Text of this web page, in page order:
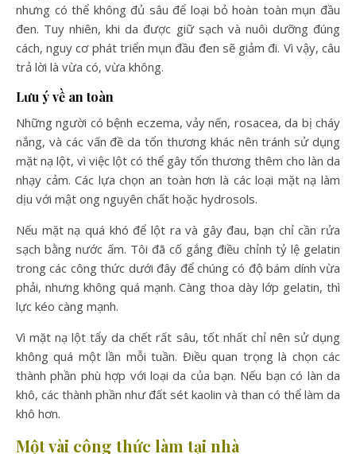
nhưng có thể không đủ sâu để loại bỏ hoàn toàn mụn đầu
đen. Tuy nhiên, khi da được giữ sạch và nuôi dưỡng đúng
cách, nguy cơ phát triển mụn đầu đen sẽ giảm đi. Vì vậy, câu
trả lời là vừa có, vừa không.
Lưu ý về an toàn
Những người có bệnh eczema, vảy nến, rosacea, da bị cháy
nắng, và các vấn đề da tổn thương khác nên tránh sử dụng
mặt nạ lột, vì việc lột có thể gây tổn thương thêm cho làn da
nhạy cảm. Các lựa chọn an toàn hơn là các loại mặt nạ làm
dịu với mật ong nguyên chất hoặc hydrosols.
Nếu mặt nạ quá khó để lột ra và gây đau, bạn chỉ cần rửa
sạch bằng nước ấm. Tôi đã cố gắng điều chỉnh tỷ lệ gelatin
trong các công thức dưới đây để chúng có độ bám dính vừa
phải, nhưng không quá mạnh. Càng thoa dày lớp gelatin, thì
lực kéo càng mạnh.
Vì mặt nạ lột tẩy da chết rất sâu, tốt nhất chỉ nên sử dụng
không quá một lần mỗi tuần. Điều quan trọng là chọn các
thành phần phù hợp với loại da của bạn. Nếu bạn có làn da
khô, các thành phần như đất sét kaolin và than có thể làm da
khô hơn.
Một vài công thức làm tại nhà